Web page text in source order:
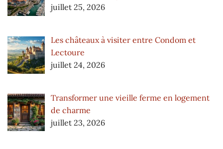
juillet 25, 2026
Les châteaux à visiter entre Condom et
Lectoure
juillet 24, 2026
Transformer une vieille ferme en logement
de charme
juillet 23, 2026